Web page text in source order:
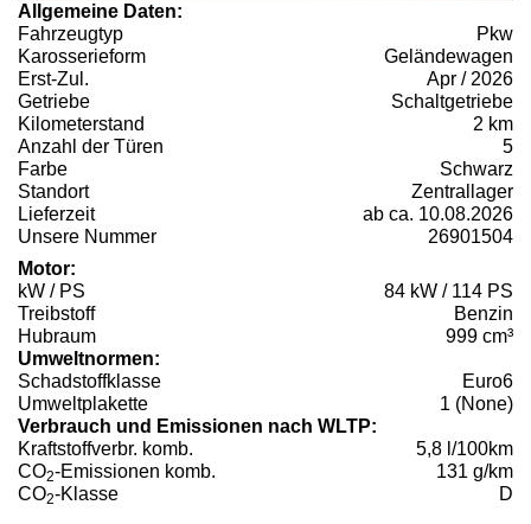
Allgemeine Daten:
Fahrzeugtyp
Pkw
Karosserieform
Geländewagen
Erst-Zul.
Apr / 2026
Getriebe
Schaltgetriebe
Kilometerstand
2 km
Anzahl der Türen
5
Farbe
Schwarz
Standort
Zentrallager
Lieferzeit
ab ca. 10.08.2026
Unsere Nummer
26901504
Motor:
kW / PS
84 kW / 114 PS
Treibstoff
Benzin
Hubraum
999 cm³
Umweltnormen:
Schadstoffklasse
Euro6
Umweltplakette
1 (None)
Verbrauch und Emissionen nach WLTP:
Kraftstoffverbr. komb.
5,8 l/100km
CO2-Emissionen komb.
131 g/km
CO2-Klasse D